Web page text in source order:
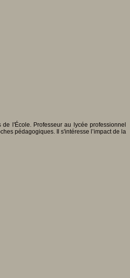
l'École. Professeur au lycée professionnel
pédagogiques. Il s'intéresse l’impact de la